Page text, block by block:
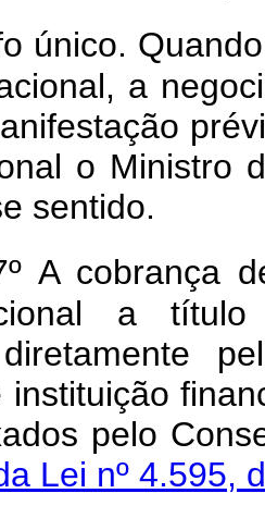
único.
a
o Ministro
sentido.
A cobrança
a
diretamente
instituição
pelo
Lei nº 4.595,